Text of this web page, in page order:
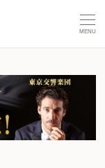
MENU